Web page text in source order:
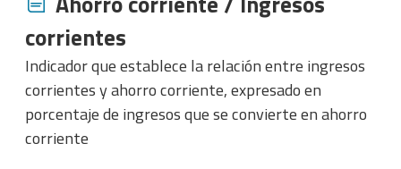
corrientes
Indicador que establece la relación entre ingresos
corrientes y ahorro corriente, expresado en
porcentaje de ingresos que se convierte en ahorro
corriente